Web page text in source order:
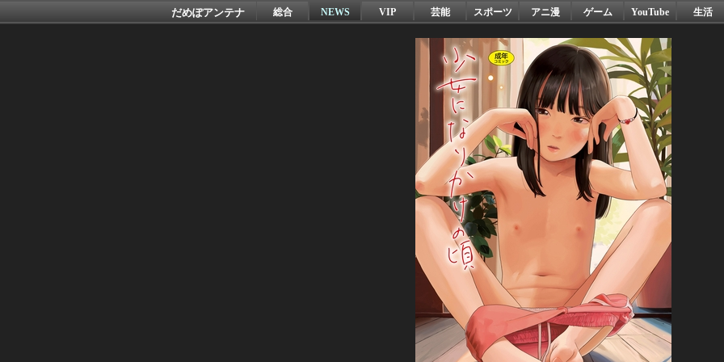
だめぽアンテナ 総合 NEWS VIP 芸能 スポーツ アニ漫 ゲーム YouTube 生活